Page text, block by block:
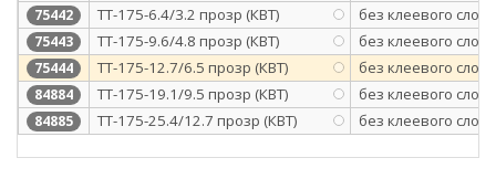
75442 ТТ-175-6.4/3.2 прозр (КВТ) без клеевого слоя
75443 ТТ-175-9.6/4.8 прозр (КВТ) без клеевого слоя
75444 ТТ-175-12.7/6.5 прозр (КВТ) без клеевого слоя
84884 ТТ-175-19.1/9.5 прозр (КВТ) без клеевого слоя
84885 ТТ-175-25.4/12.7 прозр (КВТ) без клеевого слоя